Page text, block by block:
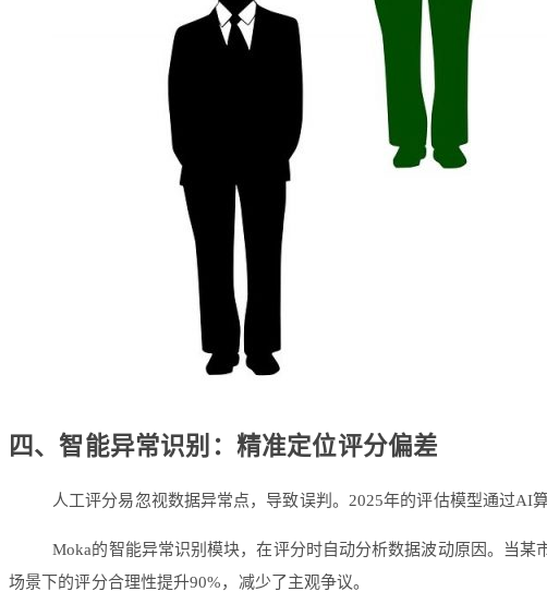
四、智能异常识别：精准定位评分偏差
人工评分易忽视数据异常点，导致误判。2025年的评估模型通过AI
Moka的智能异常识别模块，在评分时自动分析数据波动原因。当
场景下的评分合理性提升90%，减少了主观争议。